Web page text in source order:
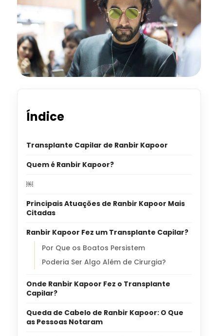
Índice
Transplante Capilar de Ranbir Kapoor
Quem é Ranbir Kapoor?
￼
Principais Atuações de Ranbir Kapoor Mais
Citadas
Ranbir Kapoor Fez um Transplante Capilar?
Por Que os Boatos Persistem
Poderia Ser Algo Além de Cirurgia?
Onde Ranbir Kapoor Fez o Transplante
Capilar?
Queda de Cabelo de Ranbir Kapoor: O Que
as Pessoas Notaram